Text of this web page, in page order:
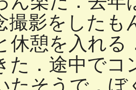
撮影をした
休憩を入れ
た．途中でコ
たそうで，